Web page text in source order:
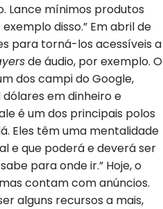
Lance mínimos produtos
disso.” Em abril de
para torná-los acessíveis a
de áudio, por exemplo. O
dos campi do Google,
em dinheiro e
é um dos principais polos
Eles têm uma mentalidade
e que poderá e deverá ser
para onde ir.” Hoje, o
contam com anúncios.
alguns recursos a mais,